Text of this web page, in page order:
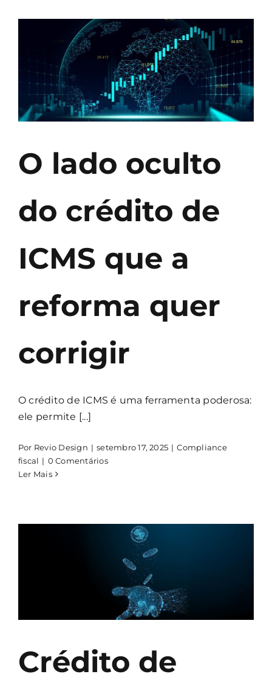
O lado oculto
do crédito de
ICMS que a
reforma quer
corrigir
O crédito de ICMS é uma ferramenta poderosa:
ele permite [...]
Por Revio Design | setembro 17, 2025 | Compliance
fiscal | 0 Comentários
Ler Mais
Crédito de